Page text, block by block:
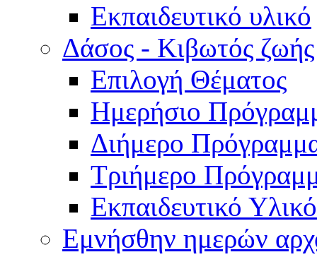
Εκπαιδευτικό υλικό
Δάσος - Κιβωτός ζωής
Επιλογή Θέματος
Ημερήσιο
Διήμερο
Τριήμερο
Εκπαιδευτικό Υλικό
Εμνήσθην ημερών